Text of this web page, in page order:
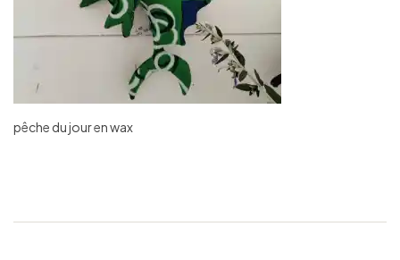
pêche du jour en wax